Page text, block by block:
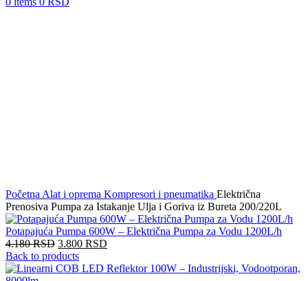
PočetnaAlat i oprema Kompresori i pneumatika Električna
Prenosiva Pumpa za Istakanje Ulja i Goriva iz Bureta 200/220L
Potapajuća Pumpa 600W – Električna Pumpa za Vodu 1200L/h
4.180RSD 3.800 RSD
Back to products